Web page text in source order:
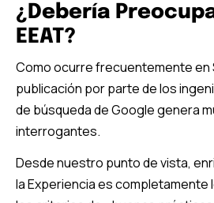
¿Debería
EEAT?
Como ocurre frecuentemente en
publicación por parte de los
de búsqueda de Google genera
interrogantes.
Desde nuestro punto de vista,
la Experiencia es completamente